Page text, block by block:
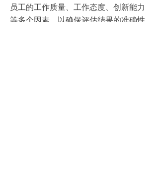
员工的工作质量、工作态度、创新能力
等多个因素，以确保评估结果的准确性